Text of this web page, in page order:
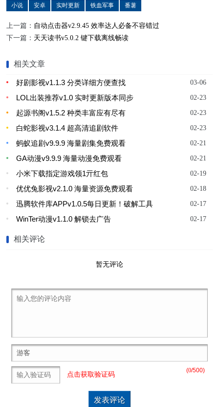
小说 安卓 实时更新 铁血军事 番薯
上一篇： 自动点击器v2.9.45 效率达人必备不容错过
下一篇： 天天读书v5.0.2 键下载离线畅读
相关文章
03-06
好剧影视v1.1.3 分类详细方便查找
02-23
LOL出装推荐v1.0 实时更新版本同步
02-23
起源书阁v1.5.2 种类丰富应有尽有
02-23
白蛇影视v3.1.4 超高清追剧软件
02-21
蚂蚁追剧v9.9.9 海量剧集免费观看
02-21
GA动漫v9.9.9 海量动漫免费观看
02-19
小米下载指定游戏领1亓红包
02-18
优优兔影视v2.1.0 海量资源免费观看
02-17
迅腾软件库APPv1.0.5每日更新！破解工具
02-17
WinTer动漫v1.1.0 解锁去广告
相关评论
暂无评论
(0/500)
点击获取验证码